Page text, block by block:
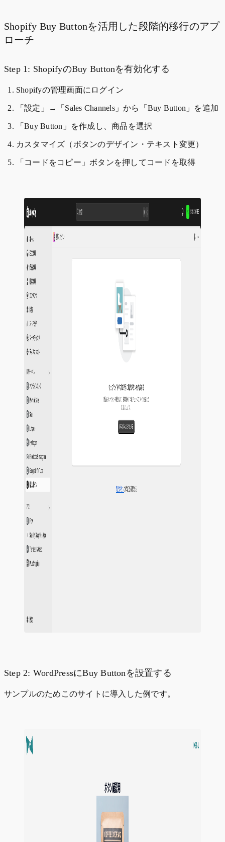
Shopify Buy Buttonを活用した段階的移行のアプ
ローチ
Step 1: ShopifyのBuy Buttonを有効化する
Shopifyの管理画面にログイン
「設定」→「Sales Channels」から「Buy Button」を追加
「Buy Button」を作成し、商品を選択
カスタマイズ（ボタンのデザイン・テキスト変更）
「コードをコピー」ボタンを押してコードを取得
Step 2: WordPressにBuy Buttonを設置する
サンプルのためこのサイトに導入した例です。